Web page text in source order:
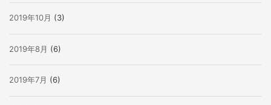
2019年10月 (3)
2019年8月 (6)
2019年7月 (6)